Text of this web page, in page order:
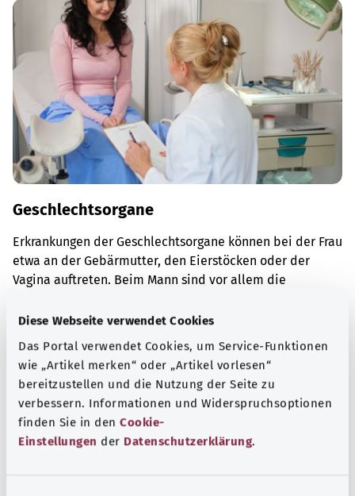
Diese Webseite verwendet Cookies
Das Portal verwendet Cookies, um Service-Funktionen
wie „Artikel merken“ oder „Artikel vorlesen“
bereitzustellen und die Nutzung der Seite zu
verbessern. Informationen und Widerspruchsoptionen
finden Sie in den Cookie-
Einstellungen der Datenschutzerklärung.
Geschlechtsorgane
Erkrankungen der Geschlechtsorgane können bei der Frau
etwa an der Gebärmutter, den Eierstöcken oder der
Vagina auftreten. Beim Mann sind vor allem die